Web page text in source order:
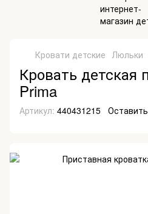
Кровати детские Люльки
Кровать детская
Prima
Артикул: 440431215